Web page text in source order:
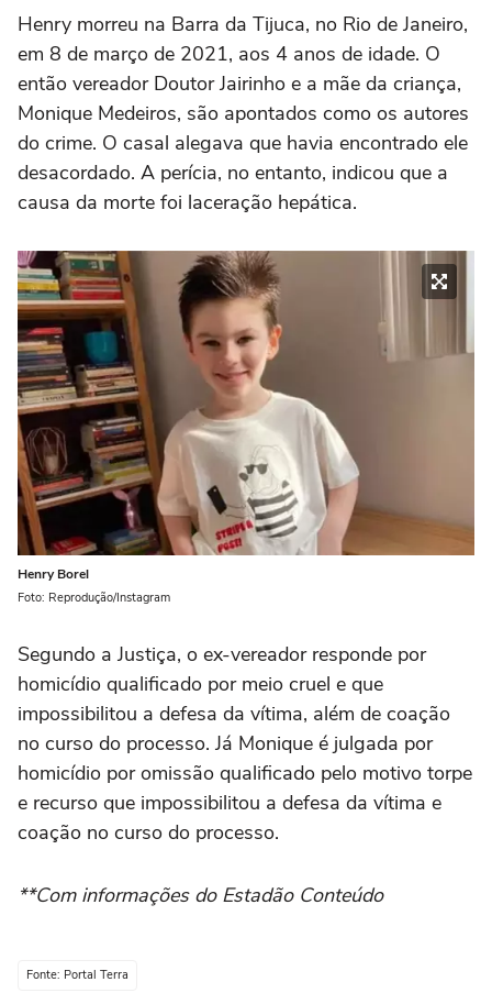
Henry morreu na Barra da Tijuca, no Rio de Janeiro,
em 8 de março de 2021, aos 4 anos de idade. O
então vereador Doutor Jairinho e a mãe da criança,
Monique Medeiros, são apontados como os autores
do crime. O casal alegava que havia encontrado ele
desacordado. A perícia, no entanto, indicou que a
causa da morte foi laceração hepática.
Henry Borel
Foto: Reprodução/Instagram
Segundo a Justiça, o ex-vereador responde por
homicídio qualificado por meio cruel e que
impossibilitou a defesa da vítima, além de coação
no curso do processo. Já Monique é julgada por
homicídio por omissão qualificado pelo motivo torpe
e recurso que impossibilitou a defesa da vítima e
coação no curso do processo.
**Com informações do Estadão Conteúdo
Fonte: Portal Terra